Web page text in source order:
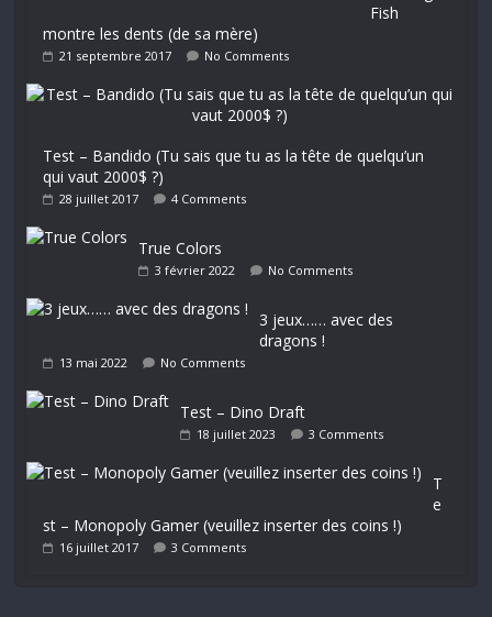
Fish
montre les dents (de sa mère)
21 septembre 2017 No Comments
Test – Bandido (Tu sais que tu as la tête de quelqu’un
qui vaut 2000$ ?)
28 juillet 2017 4 Comments
True Colors
3 février 2022 No Comments
3 jeux…… avec des
dragons !
13 mai 2022 No Comments
Test – Dino Draft
18 juillet 2023 3 Comments
T
e
st – Monopoly Gamer (veuillez inserter des coins !)
16 juillet 2017 3 Comments